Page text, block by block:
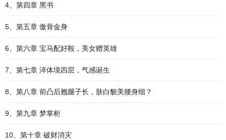
4、第四章 黑书
5、第五章 傲骨金身
6、第六章 宝马配好鞍，美女赠英雄
7、第七章 淬体境四层，气感诞生
8、第八章 前凸后翘腿子长，肤白貌美腰身细？
9、第九章 梦掌柜
10、第十章 破财消灾